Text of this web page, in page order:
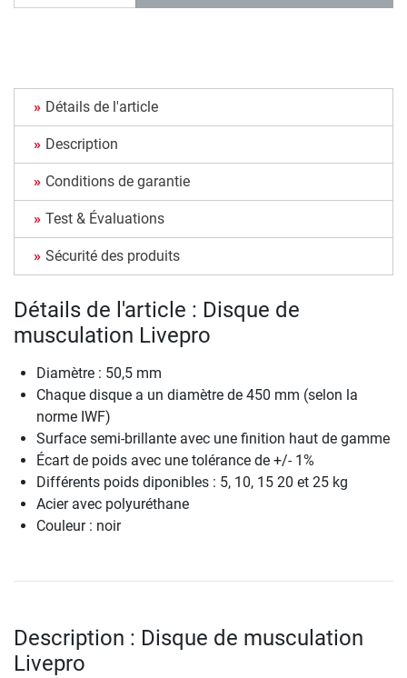
Détails de l'article
Description
Conditions de garantie
Test & Évaluations
Sécurité des produits
Détails de l'article : Disque de
musculation Livepro
Diamètre : 50,5 mm
Chaque disque a un diamètre de 450 mm (selon la
norme IWF)
Surface semi-brillante avec une finition haut de gamme
Écart de poids avec une tolérance de +/- 1%
Différents poids diponibles : 5, 10, 15 20 et 25 kg
Acier avec polyuréthane
Couleur : noir
Description : Disque de musculation
Livepro